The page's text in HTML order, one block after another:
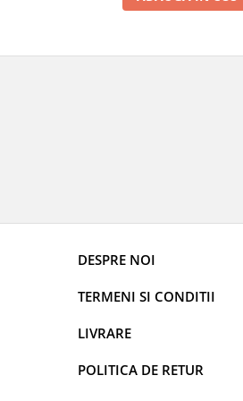
DESPRE NOI
TERMENI SI CONDITII
LIVRARE
POLITICA DE RETUR